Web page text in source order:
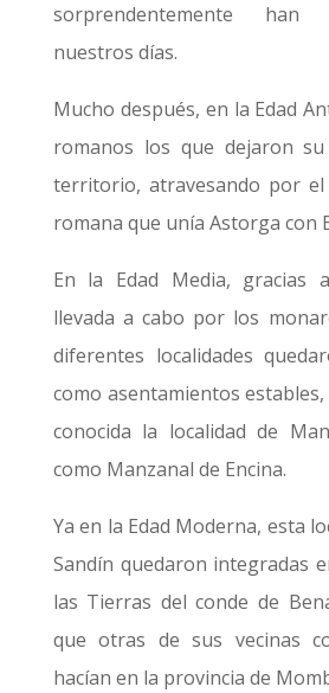
sorprendentemente han
nuestros días.
Mucho después, en la Edad
romanos los que dejaron
territorio, atravesando por
romana que unía Astorga con
En la Edad Media, gracias
llevada a cabo por los
diferentes localidades
como asentamientos
conocida la localidad de
como Manzanal de Encina.
Ya en la Edad Moderna, esta
Sandín quedaron integradas
las Tierras del conde de
que otras de sus vecinas
hacían en la provincia de